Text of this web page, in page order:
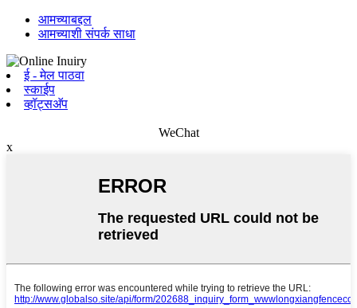
आमच्याबद्दल
आमच्याशी संपर्क साधा
ई - मेल पाठवा
स्काईप
व्हॉट्सअ‍ॅप
WeChat
x